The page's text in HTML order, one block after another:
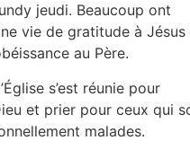
jeudi. Beaucoup ont
vie de gratitude à Jésus
au Père.
s’est réunie pour
et prier pour ceux qui
malades.